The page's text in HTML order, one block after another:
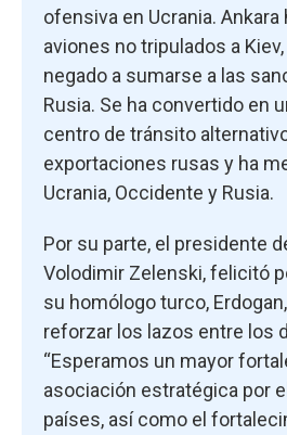
ofensiva en Ucrania. Ankara
aviones no tripulados a
negado a sumarse a las
Rusia. Se ha convertido en
centro de tránsito
exportaciones rusas y ha
Ucrania, Occidente y Rusia.
Por su parte, el presidente
Volodimir Zelenski, felicitó
su homólogo turco,
reforzar los lazos entre los
“Esperamos un mayor
asociación estratégica por
países, así como el